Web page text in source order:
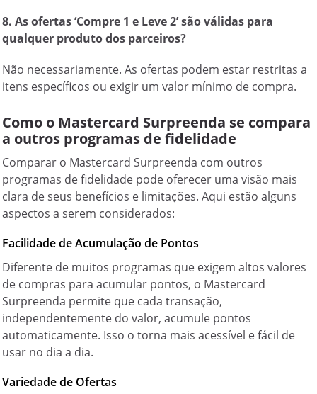
8. As ofertas ‘Compre 1 e Leve 2’ são válidas para
qualquer produto dos parceiros?
Não necessariamente. As ofertas podem estar restritas a
itens específicos ou exigir um valor mínimo de compra.
Como o Mastercard Surpreenda se compara
a outros programas de fidelidade
Comparar o Mastercard Surpreenda com outros
programas de fidelidade pode oferecer uma visão mais
clara de seus benefícios e limitações. Aqui estão alguns
aspectos a serem considerados:
Facilidade de Acumulação de Pontos
Diferente de muitos programas que exigem altos valores
de compras para acumular pontos, o Mastercard
Surpreenda permite que cada transação,
independentemente do valor, acumule pontos
automaticamente. Isso o torna mais acessível e fácil de
usar no dia a dia.
Variedade de Ofertas